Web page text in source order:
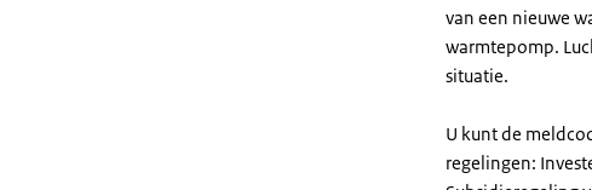
van een nieuwe
warmtepomp.
situatie.
U kunt de
regelingen: